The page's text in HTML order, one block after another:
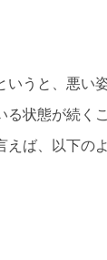
うと、悪い
状態が続く
ば、以下の